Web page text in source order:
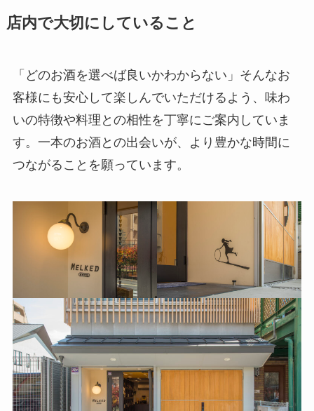
店内で大切にしていること
「どのお酒を選べば良いかわからない」そんなお
客様にも安心して楽しんでいただけるよう、味わ
いの特徴や料理との相性を丁寧にご案内していま
す。一本のお酒との出会いが、より豊かな時間に
つながることを願っています。